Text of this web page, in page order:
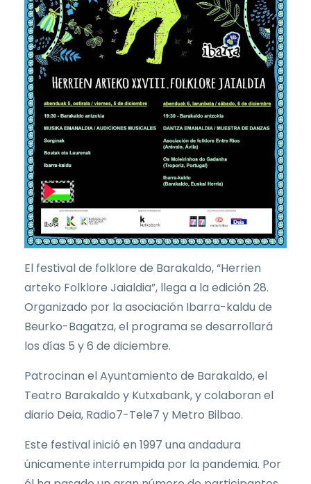
El festival de folklore de Barakaldo, “Herrien
arteko Folklore Jaialdia”, llega a la edición 28.
Organizado por la asociación Ibarra-kaldu de
Beurko-Bagatza, el programa se desarrollará
los días 5 y 6 de diciembre.
Patrocinan el Ayuntamiento de Barakaldo, el
Teatro Barakaldo y Kutxabank, y colaboran el
diario Deia, Radio7-Tele7 y Metro Bilbao.
Este festival inició en 1997 una andadura
únicamente interrumpida por la pandemia. Por